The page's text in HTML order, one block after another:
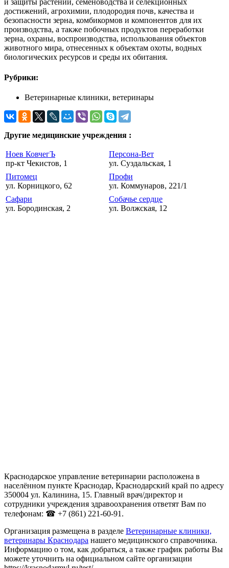
и защиты растений, семеноводства и селекционных
достижений, агрохимии, плодородия почв, качества и
безопасности зерна, комбикормов и компонентов для их
производства, а также побочных продуктов переработки
зерна, охраны, воспроизводства, использования объектов
животного мира, отнесенных к объектам охоты, водных
биологических ресурсов и среды их обитания.
Рубрики:
Ветеринарные клиники, ветеринары
Другие медицинские учреждения :
Ноев КовчегЪ
пр-кт Чекистов, 1
Персона-Вет
ул. Суздальская, 1
Питомец
ул. Корницкого, 62
Профи
ул. Коммунаров, 221/1
Сафари
ул. Бородинская, 2
Собачье сердце
ул. Волжская, 12
Краснодарское управление ветеринарии расположена в
населённом пункте Краснодар, Краснодарский край по адресу
350004 ул. Калинина, 15. Главный врач/директор и
сотрудники учреждения здравоохранения ответят Вам по
телефонам: ☎ +7 (861) 221-60-91.
Организация размещена в разделе Ветеринарные клиники,
ветеринары Краснодара нашего медицинского справочника.
Информацию о том, как добраться, а также график работы Вы
можете уточнить на официальном сайте организации